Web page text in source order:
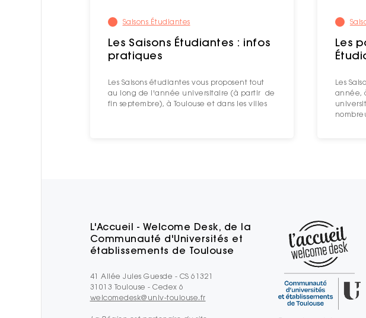
Saisons Étudiantes
Les Saisons Étudiantes : infos
pratiques
Les Saisons étudiantes vous proposent tout
au long de l'année universitaire (à partir de
fin septembre), à Toulouse et dans les villes
Les
Les
année,
L'Accueil - Welcome Desk, de la
Communauté d'Universités et
établissements de Toulouse
41 Allée Jules Guesde - CS 61321
31013 Toulouse - Cedex 6
welcomedesk@univ-toulouse.fr